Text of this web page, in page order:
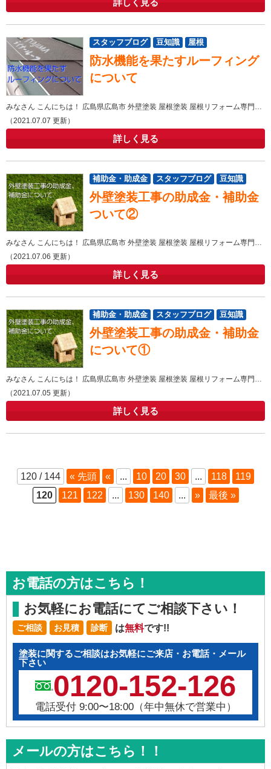
防水機能を果たすルーフィング
について
（2021.07.07 更新）
詳しく見る
スタッフブログ 豆知識 屋根
外壁塗装工事の助成金・補助金
ついて②
みなさん こんにちは！ 広島県広島市 外壁塗装 屋根塗装 屋根リフォーム専門店ヤネカベにむらです！ 広島市
（2021.07.06 更新）
詳しく見る
補助金・助成金 スタッフブログ
豆知識
屋根
外壁
外壁塗装工事の助成金・補助金
について①
みなさん こんにちは！ 広島県広島市 外壁塗装 屋根塗装 屋根リフォーム専門店ヤネカベにむらです！ 広島市
（2021.07.05 更新）
詳しく見る
補助金・助成金 スタッフブログ
豆知識
屋根
外壁
120 / 144 « 先頭 « ... 10 20 30 ... 118
119
120
121 122 ... 130 140 ... » 最後 »
お電話の方はこちら！
お気軽にお電話にてご相談下さい！
ご相談 お見積 診断 は無料です!!
塗装に関するご相談はお気軽にご来店・お電話・メール
下さい
0120-152-126
電話受付 9:00〜18:00（年中無休で営業中）
メールの方はこちら！！